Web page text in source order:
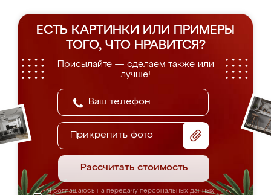
ЕСТЬ КАРТИНКИ ИЛИ ПРИМЕРЫ
ТОГО, ЧТО НРАВИТСЯ?
Присылайте — сделаем также или
лучше!
Прикрепить фото
Рассчитать стоимость
Я соглашаюсь на передачу персональных данных